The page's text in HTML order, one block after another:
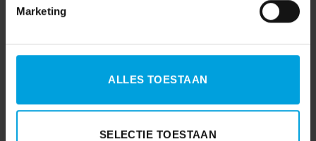
Marketing
ALLES TOESTAAN
SELECTIE TOESTAAN
Coronavirus(71)